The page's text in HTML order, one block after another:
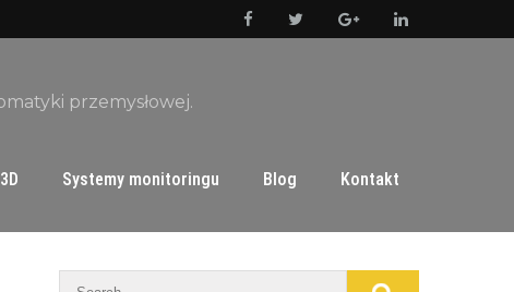
przemysłowej.
Systemy monitoringu Blog Kontakt